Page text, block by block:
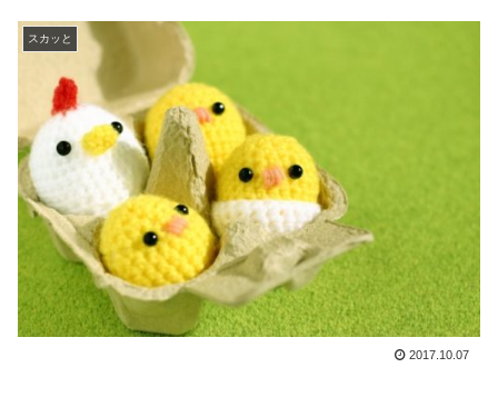
スカッと
2017.10.07